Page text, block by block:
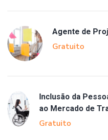
Agente de
Gratuito
Inclusão da
ao Mercado de
Gratuito